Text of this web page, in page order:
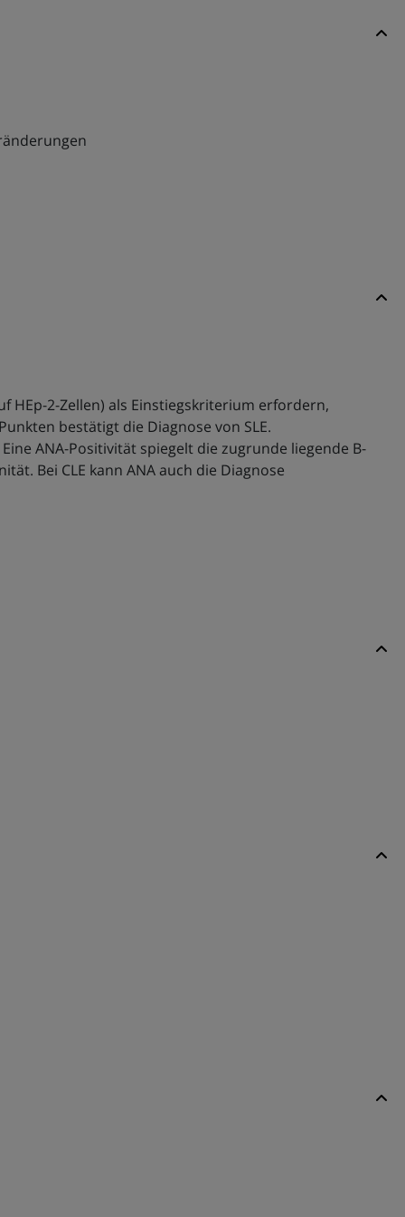
HEp-2-Zellen) als Einstiegskriterium erfordern,
bestätigt die Diagnose von SLE.
ANA-Positivität spiegelt die zugrunde liegende B-
Bei CLE kann ANA auch die Diagnose